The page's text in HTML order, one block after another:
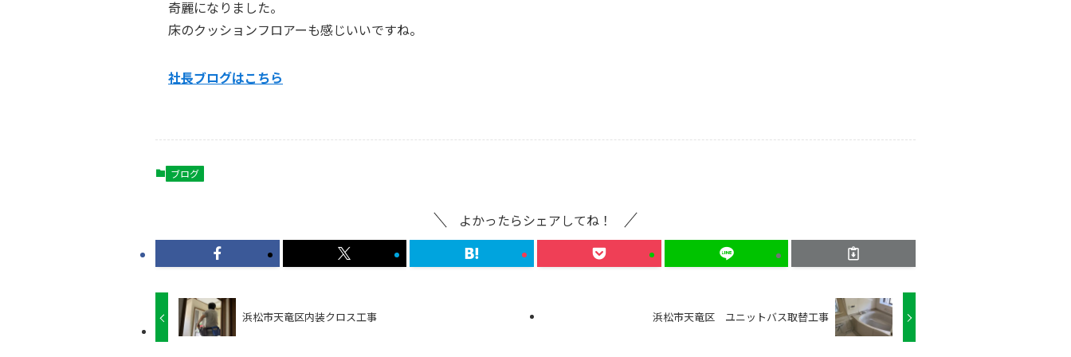
奇麗になりました。
床のクッションフロアーも感じいいですね。
社長ブログはこちら
ブログ
よかったらシェアしてね！
浜松市天竜区内装クロス工事 浜松市天竜区 ユニットバス取替工事